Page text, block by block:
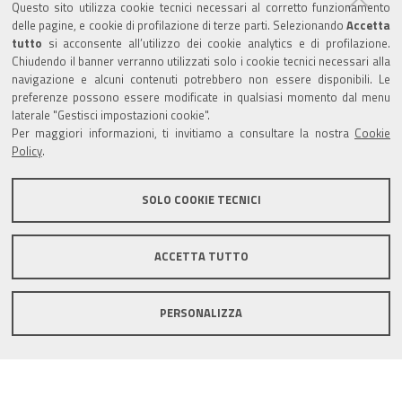
Questo sito utilizza cookie tecnici necessari al corretto funzionamento
delle pagine, e cookie di profilazione di terze parti. Selezionando Accetta
tutto si acconsente all’utilizzo dei cookie analytics e di profilazione.
Chiudendo il banner verranno utilizzati solo i cookie tecnici necessari alla
navigazione e alcuni contenuti potrebbero non essere disponibili. Le
preferenze possono essere modificate in qualsiasi momento dal menu
laterale "Gestisci impostazioni cookie".
Per maggiori informazioni, ti invitiamo a consultare la nostra Cookie
Policy
SOLO COOKIE TECNICI
ACCETTA TUTTO
PERSONALIZZA
Amministrazione trasparente
Albo Camerale
Pubblicità Legale
Area riservata Amministratori
Informativa generale
Informative privacy
Accessibilità
Note legali
Informativa estesa sui cookie
Social media policy